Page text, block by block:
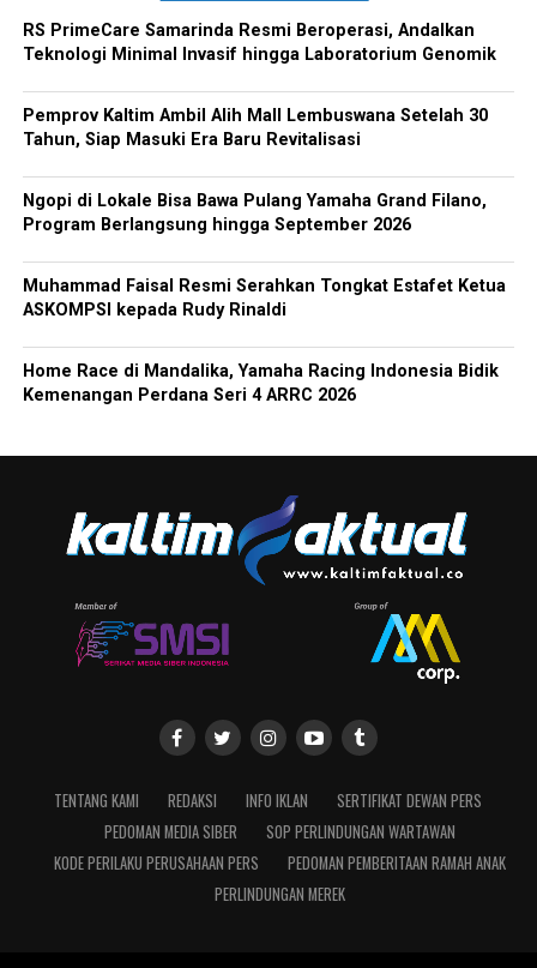
RS PrimeCare Samarinda Resmi Beroperasi, Andalkan
Teknologi Minimal Invasif hingga Laboratorium Genomik
Pemprov Kaltim Ambil Alih Mall Lembuswana Setelah 30
Tahun, Siap Masuki Era Baru Revitalisasi
Ngopi di Lokale Bisa Bawa Pulang Yamaha Grand Filano,
Program Berlangsung hingga September 2026
Muhammad Faisal Resmi Serahkan Tongkat Estafet Ketua
ASKOMPSI kepada Rudy Rinaldi
Home Race di Mandalika, Yamaha Racing Indonesia Bidik
Kemenangan Perdana Seri 4 ARRC 2026
TENTANG KAMI REDAKSI INFO IKLAN
SERTIFIKAT DEWAN PERS
PEDOMAN MEDIA SIBER
SOP PERLINDUNGAN WARTAWAN
KODE PERILAKU PERUSAHAAN PERS
PEDOMAN PEMBERITAAN RAMAH ANAK
PERLINDUNGAN MEREK